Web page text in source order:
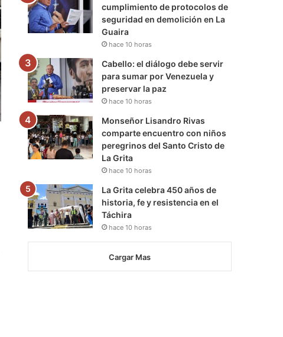
cumplimiento de protocolos de
seguridad en demolición en La
Guaira
hace 10 horas
Cabello: el diálogo debe servir
para sumar por Venezuela y
preservar la paz
hace 10 horas
Monseñor Lisandro Rivas
comparte encuentro con niños
peregrinos del Santo Cristo de
La Grita
hace 10 horas
La Grita celebra 450 años de
historia, fe y resistencia en el
Táchira
hace 10 horas
Cargar Mas